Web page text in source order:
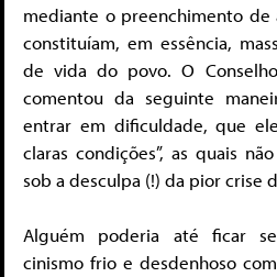
mediante o preenchimento de
constituíam, em essência,
de vida do povo. O
comentou da seguinte
entrar em dificuldade, que
claras condições”, as quais
sob a desculpa (!) da pior crise
Alguém poderia até ficar
cinismo frio e desdenhoso